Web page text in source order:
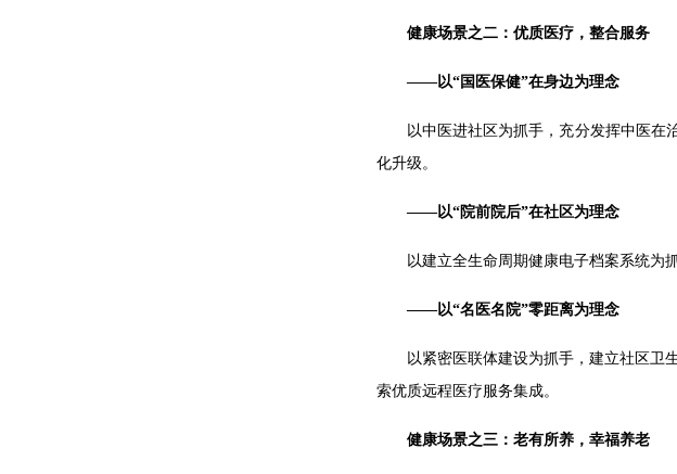
健康场景之二：优质医疗，整合服务
——以“国医保健”在身边为理念
以中医进社区为抓手，充分发挥中医在
化升级。
——以“院前院后”在社区为理念
以建立全生命周期健康电子档案系统为
——以“名医名院”零距离为理念
以紧密医联体建设为抓手，建立社区卫
索优质远程医疗服务集成。
健康场景之三：老有所养，幸福养老